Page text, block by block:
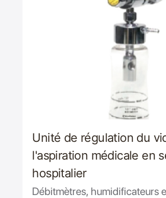
Unité de régulation du
l'aspiration médicale en
hospitalier
Débitmètres, humidificateurs